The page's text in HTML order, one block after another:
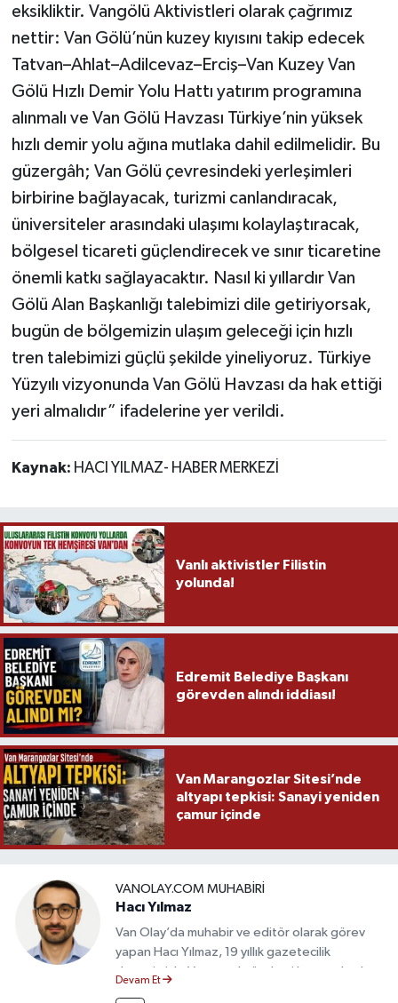
eksikliktir. Vangölü Aktivistleri olarak çağrımız
nettir: Van Gölü’nün kuzey kıyısını takip edecek
Tatvan–Ahlat–Adilcevaz–Erciş–Van Kuzey Van
Gölü Hızlı Demir Yolu Hattı yatırım programına
alınmalı ve Van Gölü Havzası Türkiye’nin yüksek
hızlı demir yolu ağına mutlaka dahil edilmelidir. Bu
güzergâh; Van Gölü çevresindeki yerleşimleri
birbirine bağlayacak, turizmi canlandıracak,
üniversiteler arasındaki ulaşımı kolaylaştıracak,
bölgesel ticareti güçlendirecek ve sınır ticaretine
önemli katkı sağlayacaktır. Nasıl ki yıllardır Van
Gölü Alan Başkanlığı talebimizi dile getiriyorsak,
bugün de bölgemizin ulaşım geleceği için hızlı
tren talebimizi güçlü şekilde yineliyoruz. Türkiye
Yüzyılı vizyonunda Van Gölü Havzası da hak ettiği
yeri almalıdır” ifadelerine yer verildi.
Kaynak: HACI YILMAZ- HABER MERKEZİ
Vanlı aktivistler Filistin
yolunda!
Edremit Belediye Başkanı
görevden alındı iddiası!
Van Marangozlar Sitesi’nde
altyapı tepkisi: Sanayi yeniden
çamur içinde
VANOLAY.COM MUHABIRI
Hacı Yılmaz
Van Olay’da muhabir ve editör olarak görev
yapan Hacı Yılmaz, 19 yıllık gazetecilik
deneyimiyle Van yerel gündemi başta olmak
Devam Et